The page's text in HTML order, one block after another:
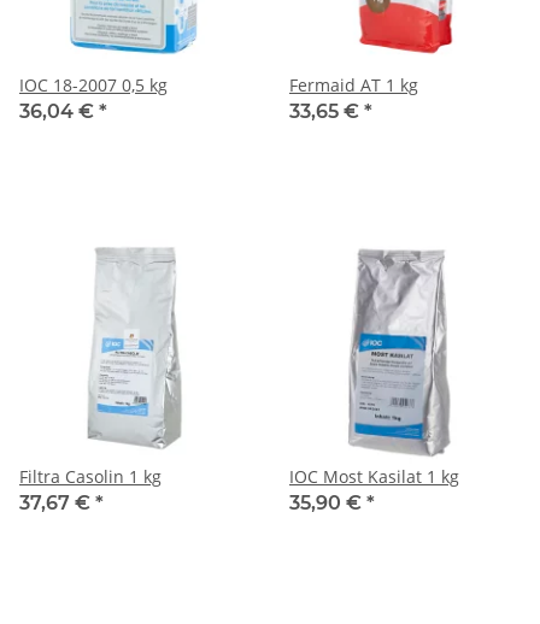
IOC 18-2007 0,5 kg
36,04 € *
Fermaid AT 1 kg
33,65 € *
Filtra Casolin 1 kg
37,67 € *
IOC Most Kasilat 1 kg
35,90 € *